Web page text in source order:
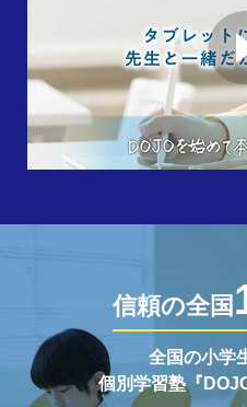
信頼の全国
全国の小学
個別学習塾『